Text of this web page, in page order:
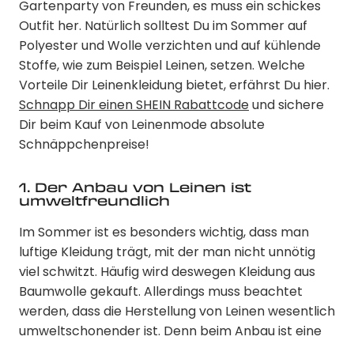
Gartenparty von Freunden, es muss ein schickes
Outfit her. Natürlich solltest Du im Sommer auf
Polyester und Wolle verzichten und auf kühlende
Stoffe, wie zum Beispiel Leinen, setzen. Welche
Vorteile Dir Leinenkleidung bietet, erfährst Du hier.
Schnapp Dir einen SHEIN Rabattcode und sichere
Dir beim Kauf von Leinenmode absolute
Schnäppchenpreise!
1. Der Anbau von Leinen ist
umweltfreundlich
Im Sommer ist es besonders wichtig, dass man
luftige Kleidung trägt, mit der man nicht unnötig
viel schwitzt. Häufig wird deswegen Kleidung aus
Baumwolle gekauft. Allerdings muss beachtet
werden, dass die Herstellung von Leinen wesentlich
umweltschonender ist. Denn beim Anbau ist eine